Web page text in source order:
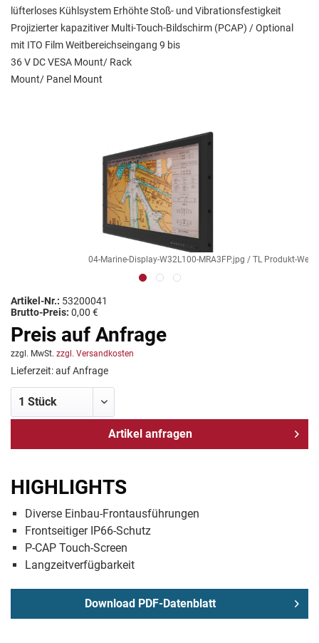
lüfterloses Kühlsystem Erhöhte Stoß- und Vibrationsfestigkeit
Projizierter kapazitiver Multi-Touch-Bildschirm (PCAP) / Optional
mit ITO Film Weitbereichseingang 9 bis
36 V DC VESA Mount/ Rack
Mount/ Panel Mount
04-Marine-Display-W32L100-MRA3FP.jpg / TL Produkt-
Artikel-Nr.: 53200041
Brutto-Preis: 0,00 €
Preis auf Anfrage
zzgl. MwSt. zzgl. Versandkosten
Lieferzeit: auf Anfrage
Artikel anfragen
HIGHLIGHTS
Diverse Einbau-Frontausführungen
Frontseitiger IP66-Schutz
P-CAP Touch-Screen
Langzeitverfügbarkeit
Download PDF-Datenblatt